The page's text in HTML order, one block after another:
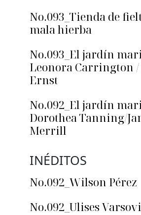
No.093_Tienda de
mala hierba
No.093_El jardín
Leonora Carrington
Ernst
No.092_El jardín
Dorothea Tanning/
Merrill
INÉDITOS
No.092_Wilson Pérez
No.092_Ulises